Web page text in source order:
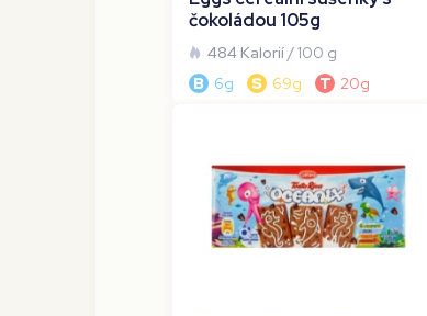
čokoládou 105g
484 Kalorií/ 100 g
B
6g S 69g T 20g